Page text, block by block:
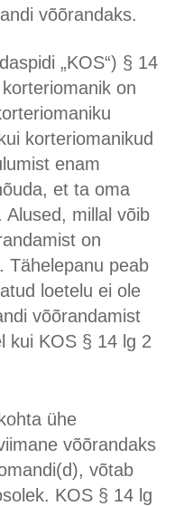
võõrandaks.
„KOS“) § 14
on
korteriomanikud
enam
et ta oma
Alused, millal võib
on
Tähelepanu peab
loetelu ei ole
võõrandamist
kui KOS § 14 lg 2
ühe
võõrandaks
võtab
KOS § 14 lg